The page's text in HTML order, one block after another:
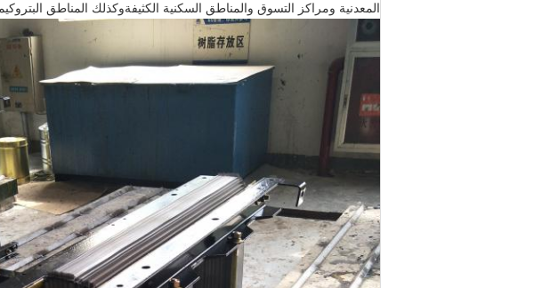
المعدنية ومراكز التسوق والمناطق السكنية الكثيفةوكذلك المناطق